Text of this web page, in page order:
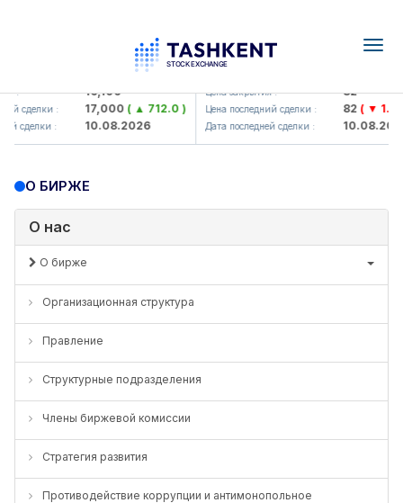
: 16,100
сделки : 17,000( ▲ 712.0 )
сделки : 10.08.2026
KFSK (<Kafolat sug'urta
Цена закрытия : 82
Цена последний сделки : 82( ▼ 1.91
Дата последней сделки :
О БИРЖЕ
О нас
О бирже
Организационная структура
Правление
Структурные подразделения
Члены биржевой комиссии
Стратегия развития
Противодействие коррупции и антимонопольное